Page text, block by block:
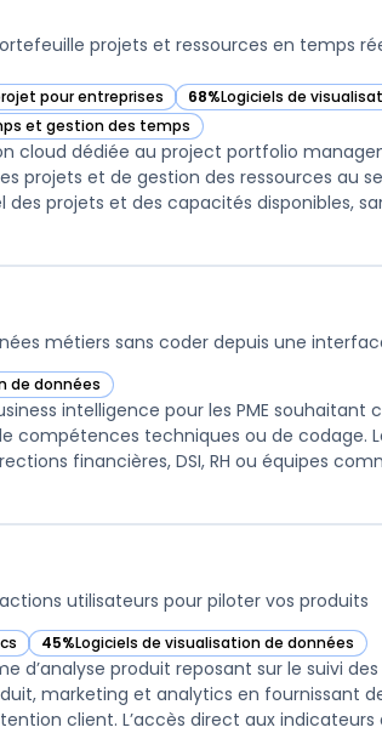
projets et ressources en temps
pour entreprises
catégorie 68%Logiciels de
— voir Meisterplan dans
et gestion des temps
catégorie
cloud dédiée au project portfolio
projets et de gestion des ressources au
projets et des capacités disponibles,
métiers sans coder depuis une
de données
intelligence pour les PME souhaitant
compétences techniques ou de codage.
financières, DSI, RH ou équipes
utilisateurs pour piloter vos produits
45%Logiciels de visualisation de données
— voir Mixpanel dans cette catégorie
d’analyse produit reposant sur le suivi
marketing et analytics en fournissant
client. L’accès direct aux indicateurs